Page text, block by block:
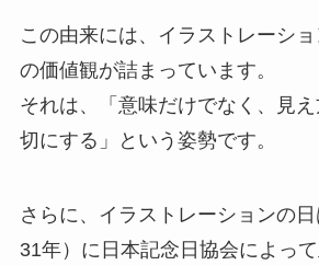
この由来には、イラストレーシ
の価値観が詰まっています。
それは、「意味だけでなく、見
切にする」という姿勢です。
さらに、イラストレーションの
31年）に日本記念日協会によっ